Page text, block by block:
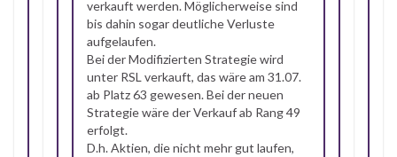
verkauft werden. Möglicherweise sind
bis dahin sogar deutliche Verluste
aufgelaufen.
Bei der Modifizierten Strategie wird
unter RSL verkauft, das wäre am 31.07.
ab Platz 63 gewesen. Bei der neuen
Strategie wäre der Verkauf ab Rang 49
erfolgt.
D.h. Aktien, die nicht mehr gut laufen,